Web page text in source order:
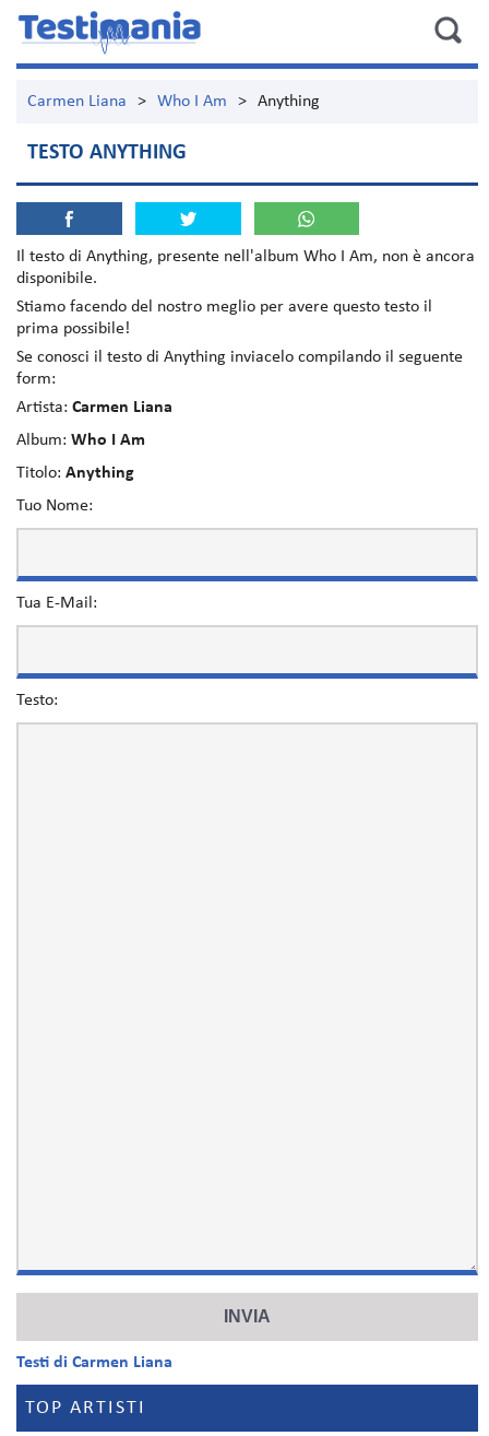
Carmen Liana > Who I Am > Anything
TESTO ANYTHING
Il testo di Anything, presente nell'album Who I Am, non è ancora
disponibile.
Stiamo facendo del nostro meglio per avere questo testo il
prima possibile!
Se conosci il testo di Anything inviacelo compilando il seguente
form:
Artista: Carmen Liana
Album: Who I Am
Titolo: Anything
Tuo Nome:
Tua E-Mail:
Testo:
Testi di Carmen Liana
TOP ARTISTI